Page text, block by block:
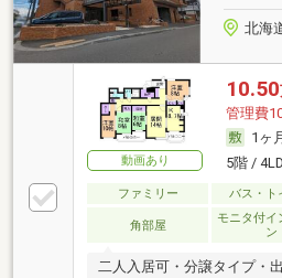
北海
動画あり
10.50
管理費
1ヶ
5階 /
ファミリー バス・ト
角部屋
モニタ付イ
ン
二人入居可・分譲タイプ・